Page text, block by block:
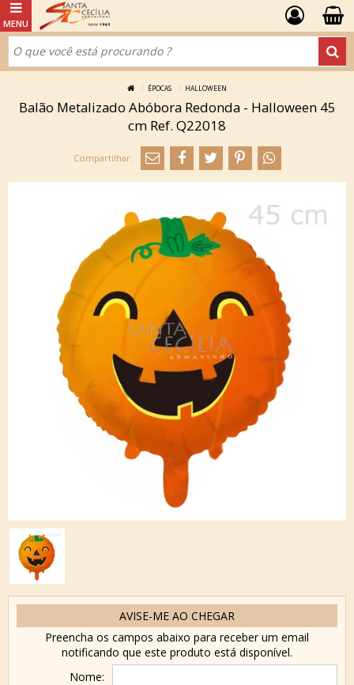
ÉPOCAS HALLOWEEN
Balão Metalizado Abóbora Redonda - Halloween 45
cm Ref. Q22018
AVISE-ME AO CHEGAR
Preencha os campos abaixo para receber um email
notificando que este produto está disponível.
Nome: